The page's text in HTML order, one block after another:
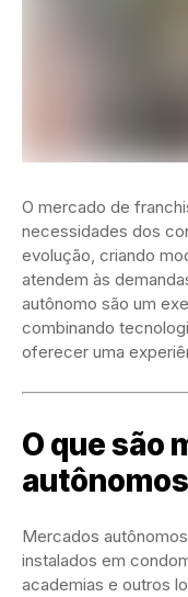
O mercado de
necessidades dos
evolução, criando
atendem às
autônomo são um
combinando
oferecer uma
O que são
Mercados
instalados em
academias e outros